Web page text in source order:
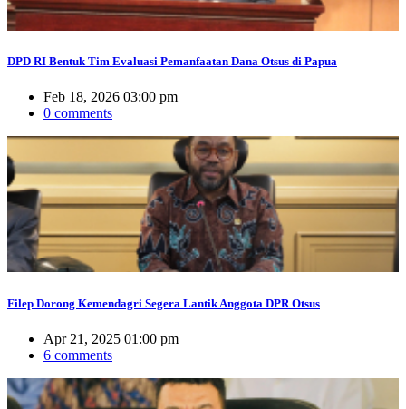
DPD RI Bentuk Tim Evaluasi Pemanfaatan Dana Otsus di Papua
Feb 18, 2026 03:00 pm
0 comments
Filep Dorong Kemendagri Segera Lantik Anggota DPR Otsus
Apr 21, 2025 01:00 pm
6 comments